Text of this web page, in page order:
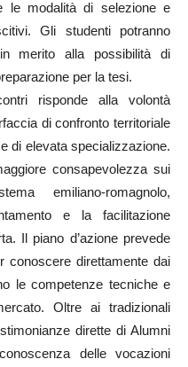
le modalità di selezione e
Gli studenti potranno
merito alla possibilità di
per la tesi.
risponde alla volontà
di confronto territoriale
di elevata specializzazione.
consapevolezza sui
emiliano-romagnolo,
e la facilitazione
Il piano d’azione prevede
conoscere direttamente dai
le competenze tecniche e
Oltre ai tradizionali
dirette di Alumni
delle vocazioni